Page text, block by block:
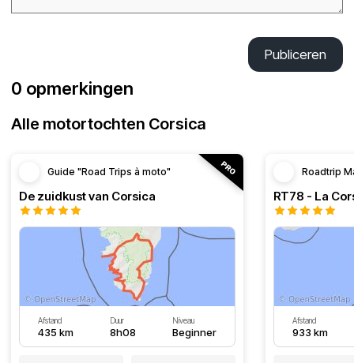
Publiceren
0 opmerkingen
Alle motortochten Corsica
Guide "Road Trips à moto"
De zuidkust van Corsica
Afstand
435 km
Duur
8h08
Niveau
Beginner
Roadtrip
RT78 - La
Afstand
933 km